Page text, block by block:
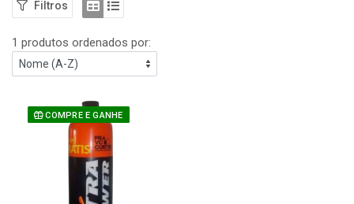
Filtros
1 produtos ordenados por:
COMPRE E GANHE